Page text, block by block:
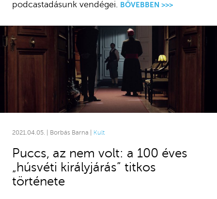
podcastadásunk vendégei. BŐVEBBEN >>>
2021.04.05. | Borbás Barna | Kult
Puccs, az nem volt: a 100 éves
„húsvéti királyjárás” titkos
története